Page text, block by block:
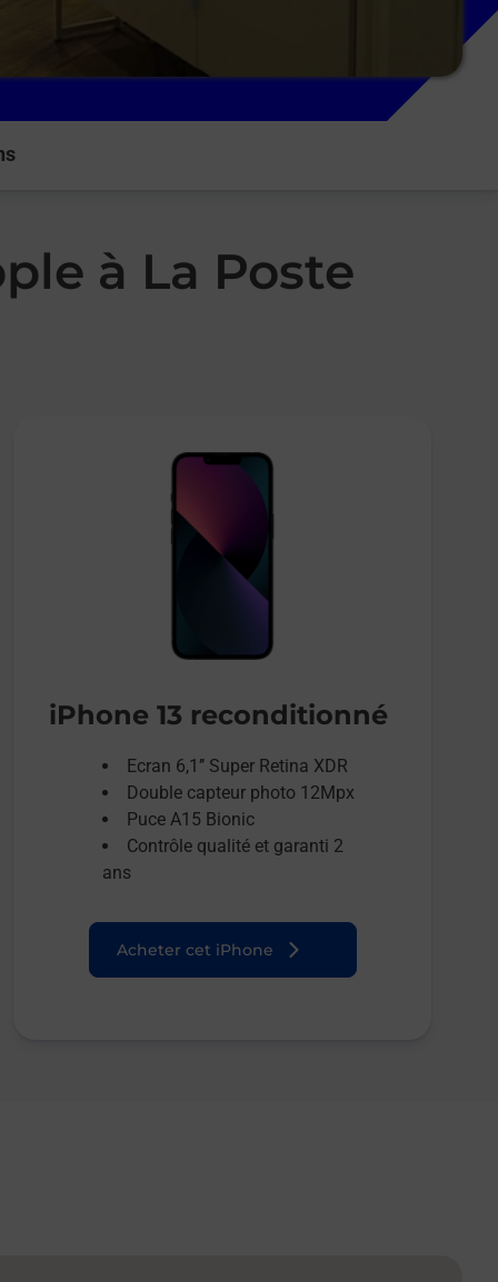
à La Poste
iPhone 13 reconditionné
Ecran 6,1’’ Super Retina XDR
Double capteur photo 12Mpx
Puce A15 Bionic
Contrôle qualité et garanti 2
ans
Acheter cet iPhone